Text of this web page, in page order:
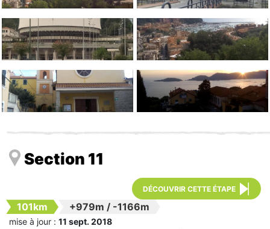
Section 11
DÉCOUVRIR CETTE ÉTAPE
101km +979m / -1166m
mise à jour : 11 sept. 2018